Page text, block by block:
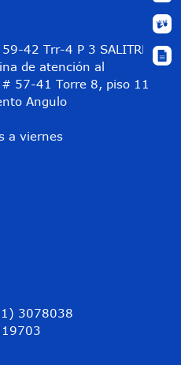
42 Trr-4 P 3 SALITRE
de atención al
57-41 Torre 8, piso 11
Angulo
a viernes
3078038